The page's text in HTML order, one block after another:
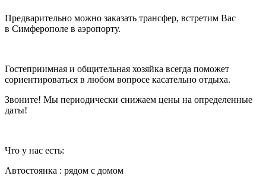
Предварительно можно заказать трансфер, встретим Вас
в Симферополе в аэропорту.
Гостеприимная и общительная хозяйка всегда поможет
сориентироваться в любом вопросе касательно отдыха.
Звоните! Мы периодически снижаем цены на определенные
даты!
Что у нас есть:
Автостоянка : рядом с домом